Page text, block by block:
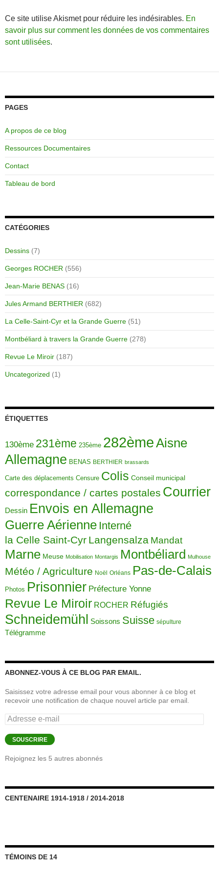
Ce site utilise Akismet pour réduire les indésirables. En
savoir plus sur comment les données de vos commentaires
sont utilisées.
PAGES
A propos de ce blog
Ressources Documentaires
Contact
Tableau de bord
CATÉGORIES
Dessins (7)
Georges ROCHER (556)
Jean-Marie BENAS (16)
Jules Armand BERTHIER (682)
La Celle-Saint-Cyr et la Grande Guerre (51)
Montbéliard à travers la Grande Guerre (278)
Revue Le Miroir (187)
Uncategorized (1)
ÉTIQUETTES
130ème 231ème 235ème 282èmeAisne
Allemagne BENAS BERTHIER brassards
Carte des déplacements Censure Colis Conseil municipal
correspondance / cartes postales Courrier
Dessin Envois en Allemagne
Guerre Aérienne Interné
la Celle Saint-Cyr Langensalza Mandat
Marne Meuse Mobilisation Montargis Montbéliard Mulhouse
Météo / Agriculture Noël Orléans Pas-de-Calais
Photos Prisonnier Préfecture Yonne
Revue Le Miroir ROCHER Réfugiés
Schneidemühl Soissons Suisse sépulture
Télégramme
ABONNEZ-VOUS À CE BLOG PAR EMAIL.
Saisissez votre adresse email pour vous abonner à ce blog et
recevoir une notification de chaque nouvel article par email.
Adresse
e-
mail
SOUSCRIRE
Rejoignez les 5 autres abonnés
CENTENAIRE 1914-1918 / 2014-2018
TÉMOINS DE 14